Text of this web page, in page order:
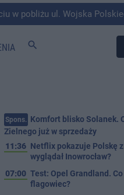
Polskiego doszło do potrącenia
search
Spons. Komfort blisko Solanek.
Zielnego już w sprzedaży
11:36 Netflix pokazuje Polskę
wyglądał Inowrocław?
07:00 Test: Opel Grandland.
flagowiec?